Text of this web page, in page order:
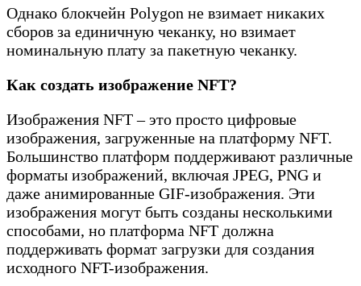
Однако блокчейн Polygon не взимает никаких
сборов за единичную чеканку, но взимает
номинальную плату за пакетную чеканку.
Как создать изображение NFT?
Изображения NFT – это просто цифровые
изображения, загруженные на платформу NFT.
Большинство платформ поддерживают различные
форматы изображений, включая JPEG, PNG и
даже анимированные GIF-изображения. Эти
изображения могут быть созданы несколькими
способами, но платформа NFT должна
поддерживать формат загрузки для создания
исходного NFT-изображения.